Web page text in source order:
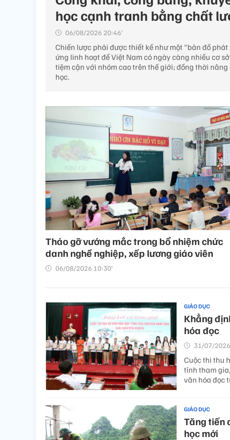
học cạnh tranh bằng chất
06/08/2026 20:46’
Chiến lược phải được thiết kế như một "bản đồ
ứng linh hoạt để Việt Nam có ngày càng nhiều cơ
tiệm cận với nhóm cao trên thế giới; đồng thời
học.
Tháo gỡ vướng mắc trong bổ nhiệm chức
danh nghề nghiệp, xếp lương giáo viên
06/08/2026 10:30’
GIÁO DỤC
Khẳng
hóa đọc
31/07/2026
Cuộc thi thu
tỉnh tham
văn hóa đọc
GIÁO DỤC
Tăng tiến
học mới